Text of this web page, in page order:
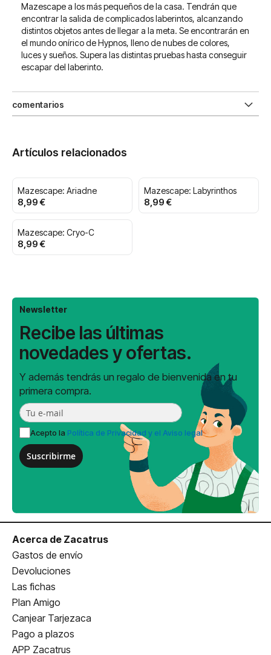
Mazescape a los más pequeños de la casa. Tendrán que
encontrar la salida de complicados laberintos, alcanzando
distintos objetos antes de llegar a la meta. Se encontrarán en
el mundo onírico de Hypnos, lleno de nubes de colores,
luces y sueños. Supera las distintas pruebas hasta conseguir
escapar del laberinto.
comentarios
Artículos relacionados
Mazescape: Ariadne
8,99 €
Mazescape: Labyrinthos
8,99 €
Mazescape: Cryo-C
8,99 €
Newsletter
Recibe las últimas
novedades y ofertas.
Y además tendrás un regalo de bienvenida en tu
primera compra.
Acepto la Política de Privacidad y el Aviso legal
Suscribirme
Acerca de Zacatrus
Gastos de envío
Devoluciones
Las fichas
Plan Amigo
Canjear Tarjezaca
Pago a plazos
APP Zacatrus